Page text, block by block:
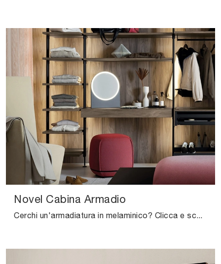
Novel Cabina Armadio
Cerchi un'armadiatura in melaminico? Clicca e scopri armadi cabine armadio con ante scorrevoli di Kristalia.